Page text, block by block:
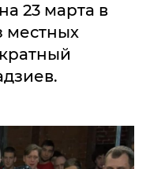
23 марта в
местных